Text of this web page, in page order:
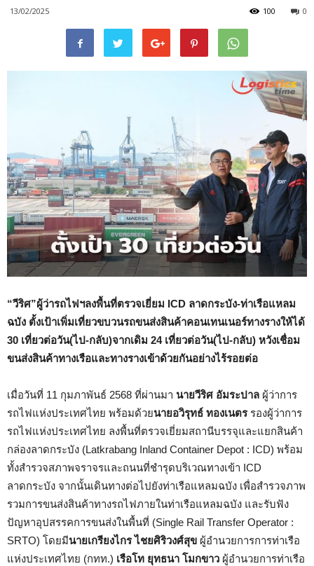
13/02/2025 0
100
“วีริศ”ผู้ว่ารถไฟฯลงพื้นที่ตรวจเยี่ยม ICD ลาดกระบัง-ท่าเรือแหลม
ฉบัง ตั้งเป้าเพิ่มเที่ยวขบวนรถขนส่งสินค้าคอนเทนเนอร์ทางรางให้ได้
30 เที่ยวต่อวัน(ไป-กลับ)จากเดิม 24 เที่ยวต่อวัน(ไป-กลับ) หวังเชื่อม
ขนส่งสินค้าทางเรือและทางรางเข้าด้วยกันอย่างไร้รอยต่อ
เมื่อวันที่ 11 กุมภาพันธ์ 2568 ที่ผ่านมา นายวีริศ อัมระปาล ผู้ว่าการ
รถไฟแห่งประเทศไทย พร้อมด้วยนายอวิรุทธ์ ทองเนตรรองผู้ว่าการ
รถไฟแห่งประเทศไทย ลงพื้นที่ตรวจเยี่ยมสถานีบรรจุและแยกสินค้า
กล่องลาดกระบัง (Latkrabang Inland Container Depot : ICD) พร้อม
ทั้งสำรวจสภาพจราจรและถนนที่ชำรุดบริเวณทางเข้า ICD
ลาดกระบัง จากนั้นเดินทางต่อไปยังท่าเรือแหลมฉบัง เพื่อสำรวจภาพ
รวมการขนส่งสินค้าทางรถไฟภายในท่าเรือแหลมฉบัง และรับฟัง
ปัญหาอุปสรรคการขนส่งในพื้นที่ (Single Rail Transfer Operator :
SRTO) โดยมีนายเกรียงไกร ไชยศิริวงศ์สุข ผู้อำนวยการการท่าเรือ
แห่งประเทศไทย (กทท.) เรือโท ยุทธนา โมกขาว ผู้อำนวยการท่าเรือ